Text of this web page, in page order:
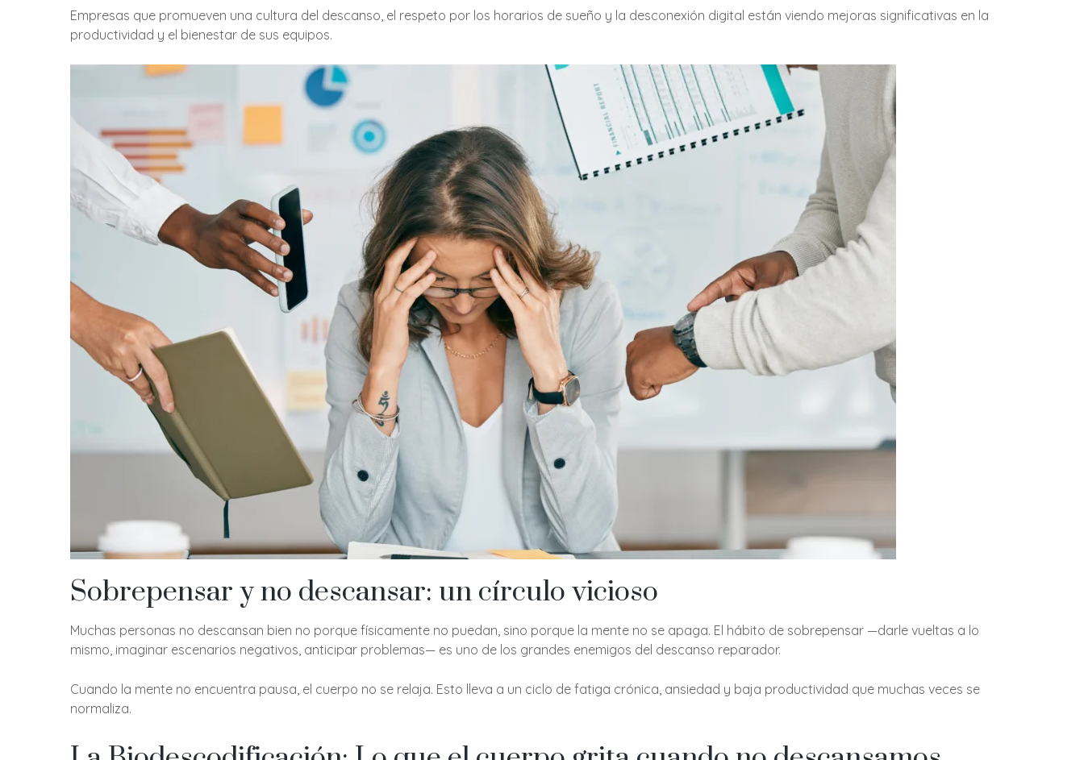
Empresas que promueven una cultura del descanso, el respeto por los horarios de sueño y la desconexión digital están viendo mejoras significativas en la
productividad y el bienestar de sus equipos.
Sobrepensar y no descansar: un círculo vicioso
Muchas personas no descansan bien no porque físicamente no puedan, sino porque la mente no se apaga. El hábito de sobrepensar —darle vueltas a lo
mismo, imaginar escenarios negativos, anticipar problemas— es uno de los grandes enemigos del descanso reparador.
Cuando la mente no encuentra pausa, el cuerpo no se relaja. Esto lleva a un ciclo de fatiga crónica, ansiedad y baja productividad que muchas veces se
normaliza.